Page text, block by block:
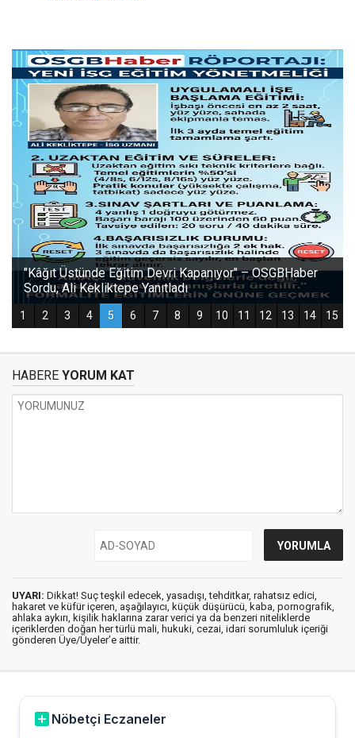
HABERE YORUM KAT
UYARI: Dikkat! Suç teşkil edecek, yasadışı, tehditkar, rahatsız edici,
hakaret ve küfür içeren, aşağılayıcı, küçük düşürücü, kaba, pornografik,
ahlaka aykırı, kişilik haklarına zarar verici ya da benzeri niteliklerde
içeriklerden doğan her türlü mali, hukuki, cezai, idari sorumluluk içeriği
gönderen Üye/Üyeler’e aittir.